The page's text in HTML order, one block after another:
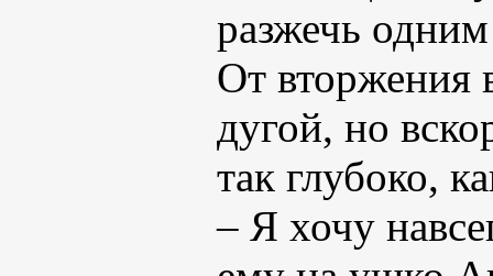
разжечь
От вторжения
дугой, но
так глубоко,
– Я хочу